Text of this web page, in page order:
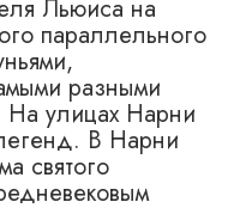
Льюиса на
параллельного
разными
улицах Нарни
В Нарни
святого